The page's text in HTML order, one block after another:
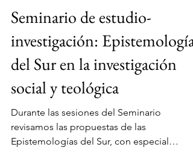
cefortalatam
10 feb 2025
1 min de lectura
Seminario de estudio-
investigación: Epistemologías
del Sur en la investigación
social y teológica